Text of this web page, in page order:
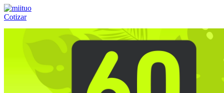
Cotizar
(55) 84-21-05-00ó800-953-00-59